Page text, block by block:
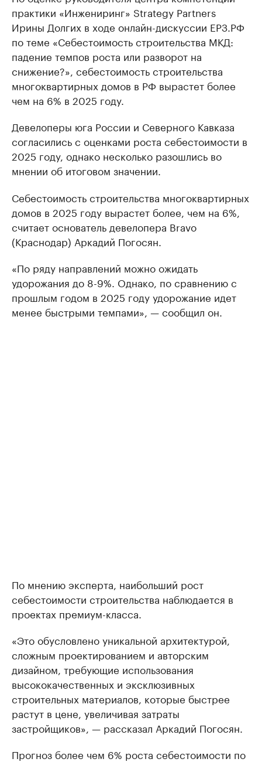
практики «Инжениринг» Strategy Partners
Ирины Долгих в ходе онлайн-дискуссии ЕРЗ.РФ
по теме «Себестоимость строительства МКД:
падение темпов роста или разворот на
снижение?», себестоимость строительства
многоквартирных домов в РФ вырастет более
чем на 6% в 2025 году.
Девелоперы юга России и Северного Кавказа
согласились с оценками роста себестоимости в
2025 году, однако несколько разошлись во
мнении об итоговом значении.
Себестоимость строительства многоквартирных
домов в 2025 году вырастет более, чем на 6%,
считает основатель девелопера Bravo
(Краснодар) Аркадий Погосян.
«По ряду направлений можно ожидать
удорожания до 8-9%. Однако, по сравнению с
прошлым годом в 2025 году удорожание идет
менее быстрыми темпами», — сообщил он.
По мнению эксперта, наибольший рост
себестоимости строительства наблюдается в
проектах премиум-класса.
«Это обусловлено уникальной архитектурой,
сложным проектированием и авторским
дизайном, требующие использования
высококачественных и эксклюзивных
строительных материалов, которые быстрее
растут в цене, увеличивая затраты
застройщиков», — рассказал Аркадий Погосян.
Прогноз более чем 6% роста себестоимости по